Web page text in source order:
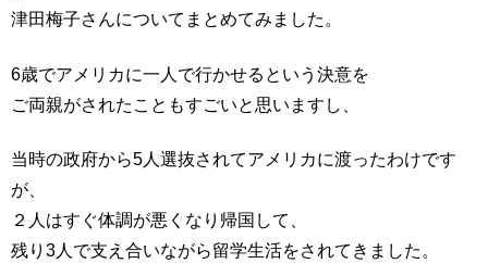
津田梅子さんについてまとめてみました。
6歳でアメリカに一人で行かせるという決意を
ご両親がされたこともすごいと思いますし、
当時の政府から5人選抜されてアメリカに渡ったわけです
が、
２人はすぐ体調が悪くなり帰国して、
残り3人で支え合いながら留学生活をされてきました。